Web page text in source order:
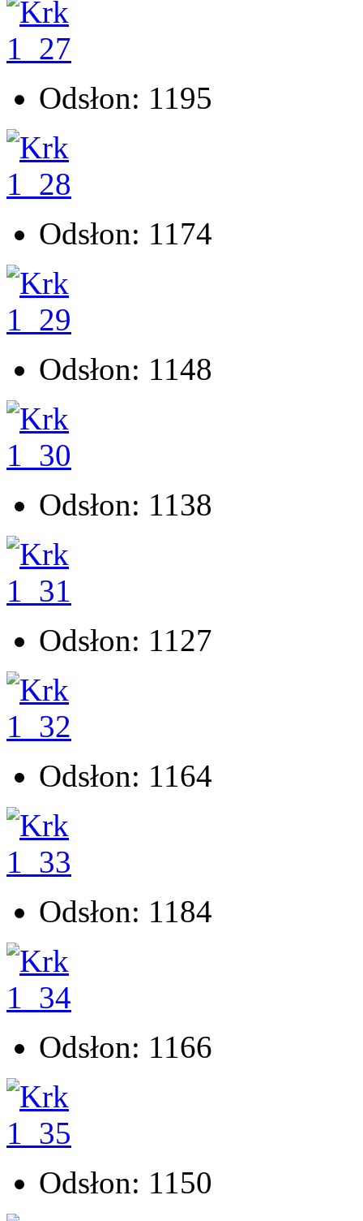
Odsłon: 1195
Odsłon: 1174
Odsłon: 1148
Odsłon: 1138
Odsłon: 1127
Odsłon: 1164
Odsłon: 1184
Odsłon: 1166
Odsłon: 1150